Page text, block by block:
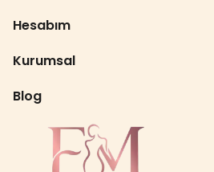
Hesabım
Kurumsal
Blog